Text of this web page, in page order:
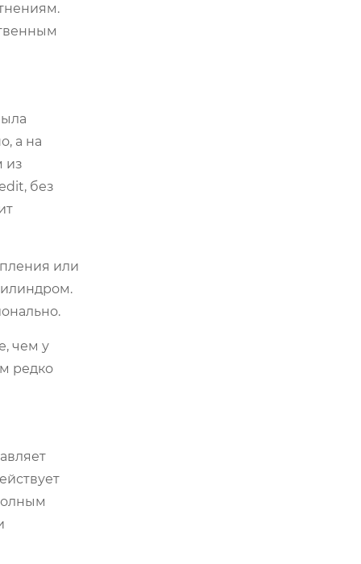
а на
из
без
или
чем у
редко